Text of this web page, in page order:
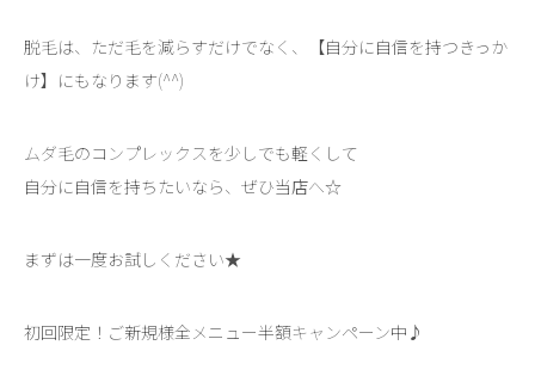
脱毛は、ただ毛を減らすだけでなく、【自分に自信を持つきっか
け】にもなります(^^)
ムダ毛のコンプレックスを少しでも軽くして
自分に自信を持ちたいなら、ぜひ当店へ☆
まずは一度お試しください★
初回限定！ご新規様全メニュー半額キャンペーン中♪